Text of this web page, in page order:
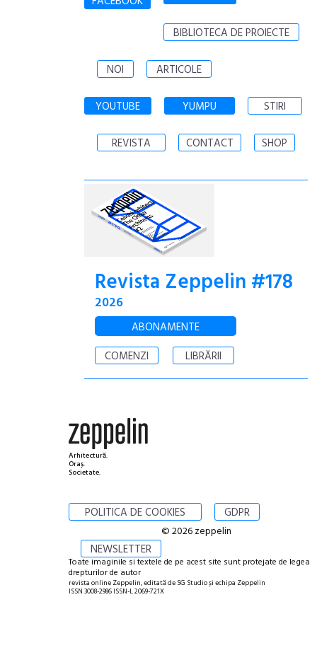
BIBLIOTECA DE PROIECTE
NOI ARTICOLE
YOUTUBE YUMPU STIRI
REVISTA CONTACT SHOP
Revista Zeppelin #178
2026
ABONAMENTE
COMENZI
LIBRĂRII
Arhitectură.
Oraș.
Societate.
POLITICA DE COOKIES GDPR
NEWSLETTER
© 2026 zeppelin
Toate imaginile si textele de pe acest site sunt protejate de legea
drepturilor de autor
revista online Zeppelin, editată de SG Studio și echipa Zeppelin
ISSN 3008-2986 ISSN-L 2069-721X